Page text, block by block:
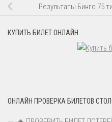
Результаты Бинго 75
КУПИТЬ БИЛЕТ ОНЛАЙН
ОНЛАЙН ПРОВЕРКА БИЛЕТОВ